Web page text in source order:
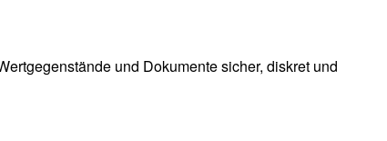
und Dokumente sicher, diskret und